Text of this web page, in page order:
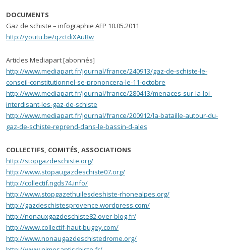
DOCUMENTS
Gaz de schiste – infographie AFP 10.05.2011
http://youtu.be/qzctdiXAuBw
Articles Mediapart [abonnés]
http://www.mediapart.fr/journal/france/240913/gaz-de-schiste-le-
conseil-constitutionnel-se-prononcera-le-11-octobre
http://www.mediapart.fr/journal/france/280413/menaces-sur-la-loi-
interdisant-les-gaz-de-schiste
http://www.mediapart.fr/journal/france/200912/la-bataille-autour-du-
gaz-de-schiste-reprend-dans-le-bassin-d-ales
COLLECTIFS, COMITÉS, ASSOCIATIONS
http://stopgazdeschiste.org/
http://www.stopaugazdeschiste07.org/
http://collectif.ngds74.info/
http://www.stopgazethuilesdeshiste-rhonealpes.org/
http://gazdeschistesprovence.wordpress.com/
http://nonauxgazdeschiste82.over-blog.fr/
http://www.collectif-haut-bugey.com/
http://www.nonaugazdeschistedrome.org/